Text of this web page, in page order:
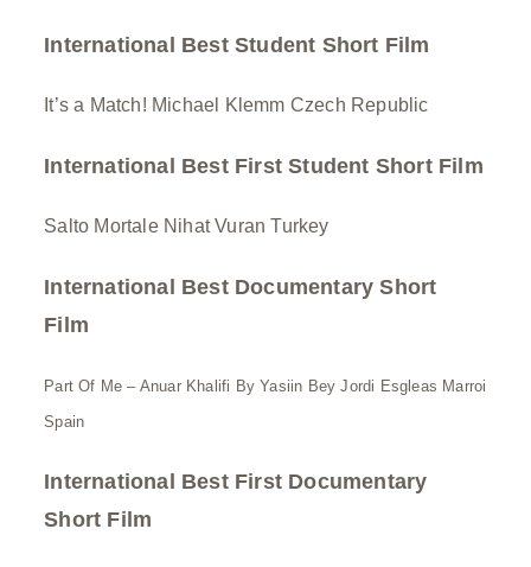
International Best Student Short Film
It’s a Match! Michael Klemm Czech Republic
International Best First Student Short Film
Salto Mortale Nihat Vuran Turkey
International Best Documentary Short
Film
Part Of Me – Anuar Khalifi By Yasiin Bey Jordi Esgleas Marroi
Spain
International Best First Documentary
Short Film